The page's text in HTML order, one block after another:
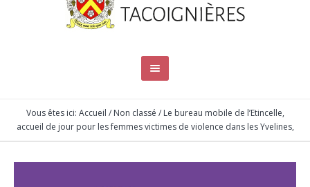
Vous êtes ici: Accueil / Non classé / Le bureau mobile de l’Etincelle,
accueil de jour pour les femmes victimes de violence dans les Yvelines,